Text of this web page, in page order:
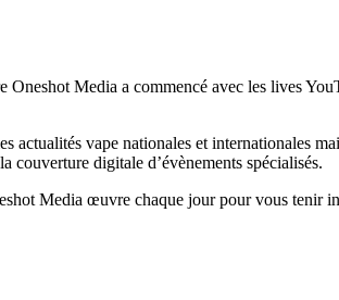
Media a commencé avec les lives
vape nationales et internationales
couverture digitale d’évènements spécialisés.
Media œuvre chaque jour pour vous tenir